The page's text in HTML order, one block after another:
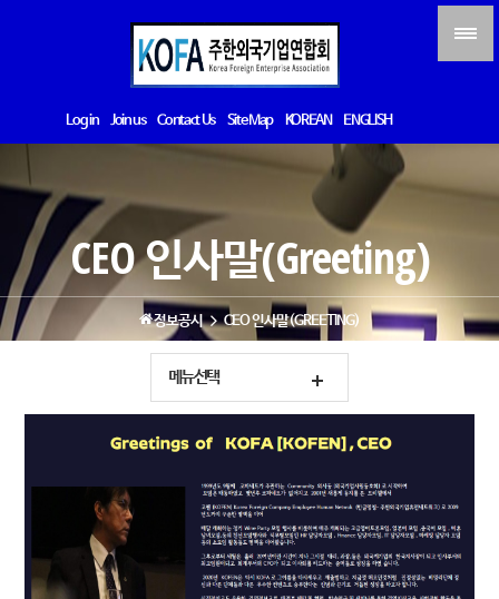
Log in Join us Contact Us Site Map KOREAN ENGLISH
CEO 인사말(Greeting)
정보공시 CEO 인사말(GREETING)
메뉴선택